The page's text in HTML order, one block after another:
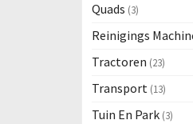
Quads (3)
Reinigings
Tractoren (23)
Transport (13)
Tuin En Park (3)